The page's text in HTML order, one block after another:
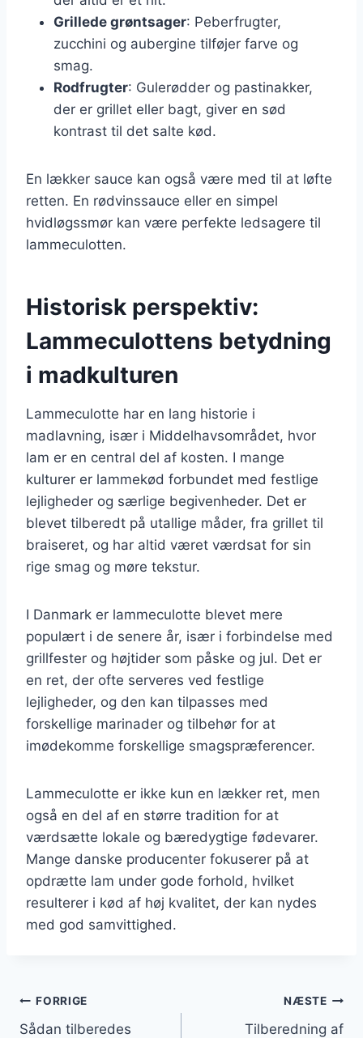
Grillede grøntsager: Peberfrugter,
zucchini og aubergine tilføjer farve og
smag.
Rodfrugter: Gulerødder og pastinakker,
der er grillet eller bagt, giver en sød
kontrast til det salte kød.
En lækker sauce kan også være med til at løfte
retten. En rødvinssauce eller en simpel
hvidløgssmør kan være perfekte ledsagere til
lammeculotten.
Historisk perspektiv:
Lammeculottens betydning
i madkulturen
Lammeculotte har en lang historie i
madlavning, især i Middelhavsområdet, hvor
lam er en central del af kosten. I mange
kulturer er lammekød forbundet med festlige
lejligheder og særlige begivenheder. Det er
blevet tilberedt på utallige måder, fra grillet til
braiseret, og har altid været værdsat for sin
rige smag og møre tekstur.
I Danmark er lammeculotte blevet mere
populært i de senere år, især i forbindelse med
grillfester og højtider som påske og jul. Det er
en ret, der ofte serveres ved festlige
lejligheder, og den kan tilpasses med
forskellige marinader og tilbehør for at
imødekomme forskellige smagspræferencer.
Lammeculotte er ikke kun en lækker ret, men
også en del af en større tradition for at
værdsætte lokale og bæredygtige fødevarer.
Mange danske producenter fokuserer på at
opdrætte lam under gode forhold, hvilket
resulterer i kød af høj kvalitet, der kan nydes
med god samvittighed.
Indlægsnavigation
FORRIGE
Sådan tilberedes
NÆSTE
Tilberedning af